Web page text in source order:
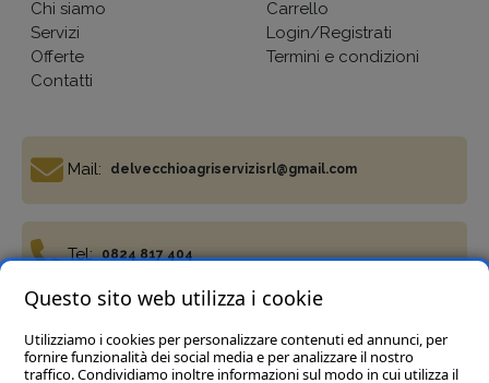
Chi siamo
Servizi
Offerte
Contatti
Carrello
Login/Registrati
Termini e condizioni
Mail: delvecchioagriservizisrl@gmail.com
Tel: 0824 817 404
Fax: 0824 817 977
Questo sito web utilizza i cookie
Utilizziamo i cookies per personalizzare contenuti ed annunci, per
fornire funzionalità dei social media e per analizzare il nostro
traffico. Condividiamo inoltre informazioni sul modo in cui utilizza il